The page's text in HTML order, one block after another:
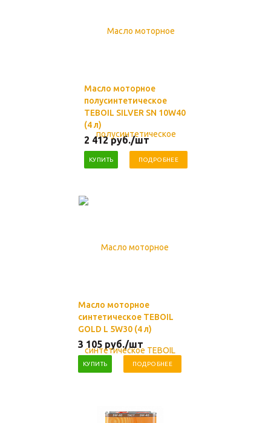
Масло моторное
полусинтетическое
TEBOIL SILVER SN 10W40
(4 л)
2 412руб./шт
КУПИТЬ ПОДРОБНЕЕ
Масло моторное
синтетическое TEBOIL
GOLD L 5W30 (4 л)
3 105 руб./шт
КУПИТЬ ПОДРОБНЕЕ